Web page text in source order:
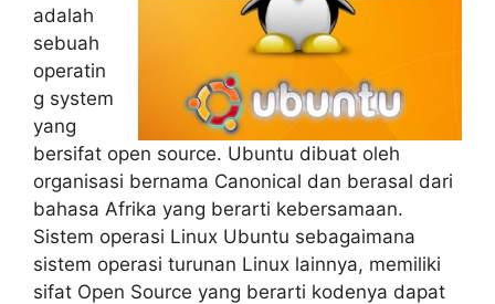
adalah
sebuah
operatin
g system
yang
bersifat open source. Ubuntu dibuat oleh
organisasi bernama Canonical dan berasal dari
bahasa Afrika yang berarti kebersamaan.
Sistem operasi Linux Ubuntu sebagaimana
sistem operasi turunan Linux lainnya, memiliki
sifat Open Source yang berarti kodenya dapat